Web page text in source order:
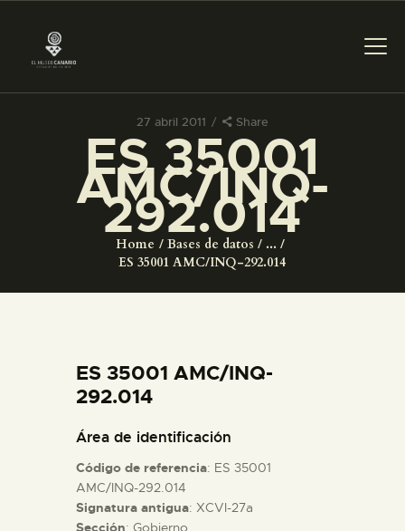
27 abril 2011 Share
ES 35001
AMC/INQ-
292.014
Home Bases de datos
...
ES 35001 AMC/INQ-292.014
PREPARAR LA VISITA
ACTIVIDADES
COLECCIONES
ESPAÑOL
ES 35001 AMC/INQ-
292.014
Área de identificación
Código de referencia: ES 35001
AMC/INQ-292.014
Signatura antigua: XCVI-27a
Sección: Gobierno